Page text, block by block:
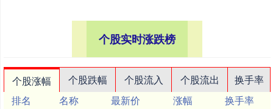
个股实时涨跌榜
个股涨幅 个股跌幅 个股流入 个股流出
换手率
排名
名称 最新价 涨幅
换手率